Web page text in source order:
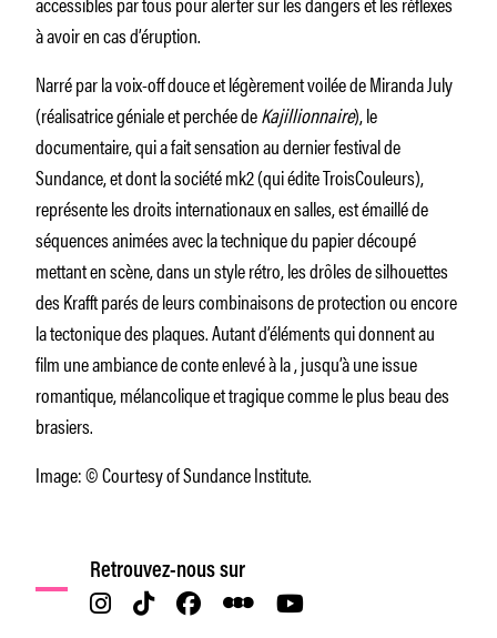
à avoir en cas d’éruption.
Narré par la voix-off douce et légèrement voilée de Miranda July
(réalisatrice géniale et perchée deKajillionnaire), le
documentaire, qui a fait sensation au dernier festival de
Sundance, et dont la société mk2 (qui édite TroisCouleurs),
représente les droits internationaux en salles, est émaillé de
séquences animées avec la technique du papier découpé
mettant en scène, dans un style rétro, les drôles de silhouettes
des Krafft parés de leurs combinaisons de protection ou encore
la tectonique des plaques. Autant d’éléments qui donnent au
film une ambiance de conte enlevé à la , jusqu’à une issue
romantique, mélancolique et tragique comme le plus beau des
brasiers.
Image: © Courtesy of Sundance Institute.
Retrouvez-nous sur